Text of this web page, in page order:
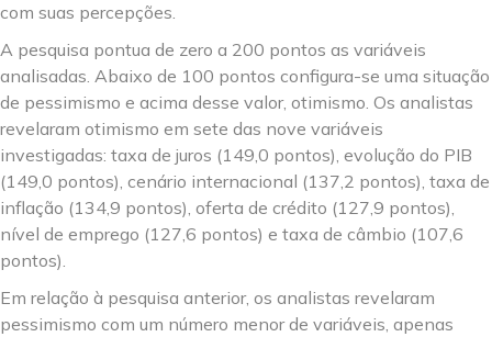
com suas percepções.
A pesquisa pontua de zero a 200 pontos as variáveis
analisadas. Abaixo de 100 pontos configura-se uma situação
de pessimismo e acima desse valor, otimismo. Os analistas
revelaram otimismo em sete das nove variáveis
investigadas: taxa de juros (149,0 pontos), evolução do PIB
(149,0 pontos), cenário internacional (137,2 pontos), taxa de
inflação (134,9 pontos), oferta de crédito (127,9 pontos),
nível de emprego (127,6 pontos) e taxa de câmbio (107,6
pontos).
Em relação à pesquisa anterior, os analistas revelaram
pessimismo com um número menor de variáveis, apenas